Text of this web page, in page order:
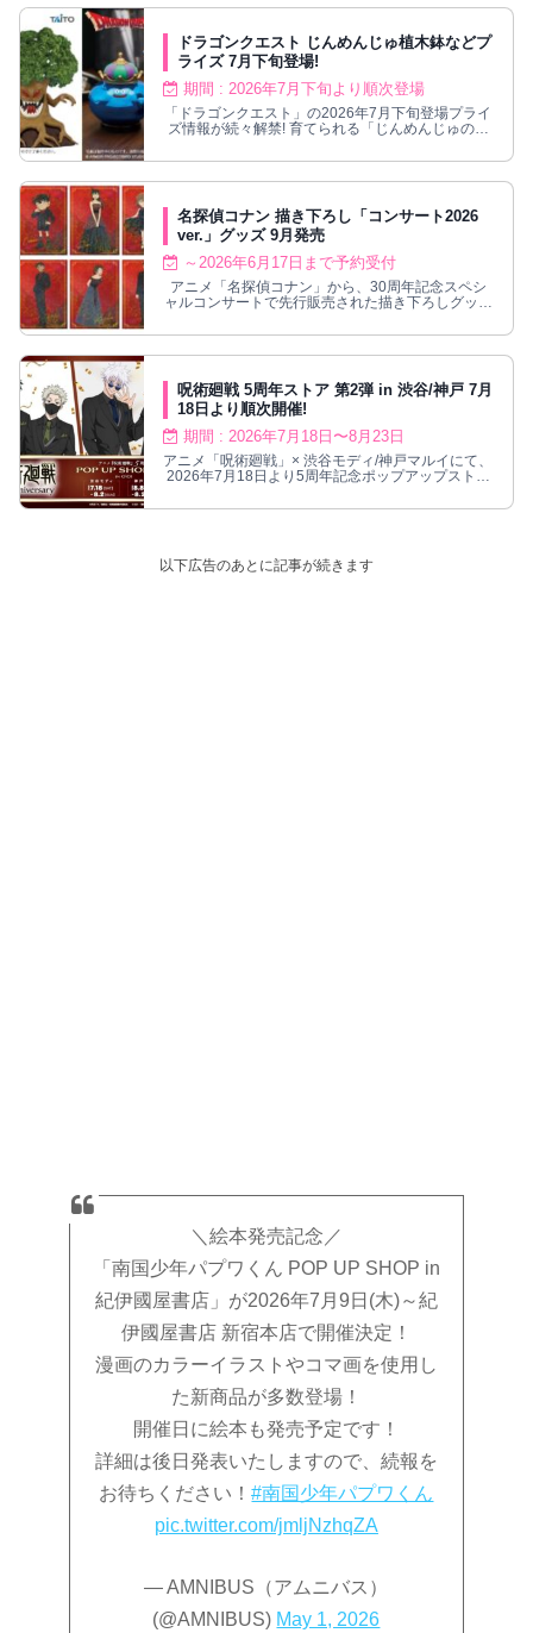
ドラゴンクエスト じんめんじゅ植木鉢などプ
ライズ 7月下旬登場!
期間 : 2026年7月下旬より順次登場
「ドラゴンクエスト」の2026年7月下旬登場プライ
ズ情報が続々解禁! 育てられる「じんめんじゅの植
名探偵コナン 描き下ろし「コンサート2026
ver.」グッズ 9月発売
～2026年6月17日まで予約受付
アニメ「名探偵コナン」から、30周年記念スペシ
ャルコンサートで先行販売された描き下ろしグッズ
呪術廻戦 5周年ストア 第2弾 in 渋谷/神戸 7月
18日より順次開催!
期間 : 2026年7月18日〜8月23日
アニメ「呪術廻戦」× 渋谷モディ/神戸マルイにて、
2026年7月18日より5周年記念ポップアップストア
以下広告のあとに記事が続きます
＼絵本発売記念／
「南国少年パプワくん POP UP SHOP in
紀伊國屋書店」が2026年7月9日(木)～紀
伊國屋書店 新宿本店で開催決定！
漫画のカラーイラストやコマ画を使用し
た新商品が多数登場！
開催日に絵本も発売予定です！
詳細は後日発表いたしますので、続報を
お待ちください！#南国少年パプワくん
pic.twitter.com/jmljNzhqZA
— AMNIBUS（アムニバス）
(@AMNIBUS) May 1, 2026